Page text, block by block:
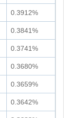
0.3912%
0.3841%
0.3741%
0.3680%
0.3659%
0.3642%